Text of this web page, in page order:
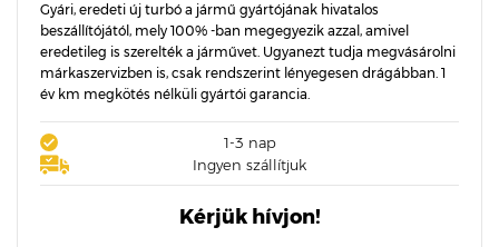
Gyári, eredeti új turbó a jármű gyártójának hivatalos
beszállítójától, mely 100% -ban megegyezik azzal, amivel
eredetileg is szerelték a járművet. Ugyanezt tudja megvásárolni
márkaszervizben is, csak rendszerint lényegesen drágábban. 1
év km megkötés nélküli gyártói garancia.
1-3 nap
Ingyen szállítjuk
Kérjük hívjon!